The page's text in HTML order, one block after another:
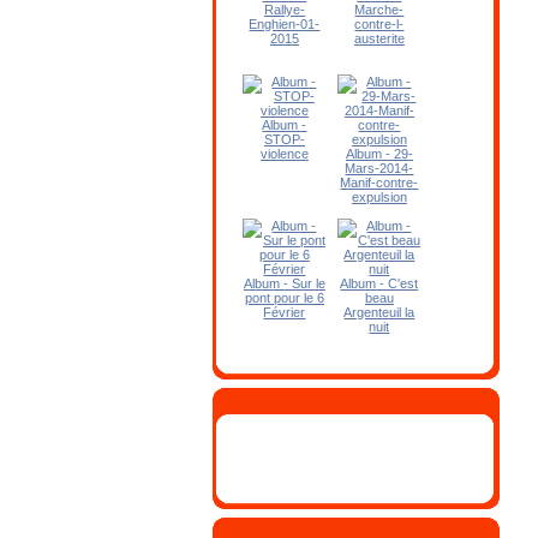
Rallye-
Enghien-01-
2015
Marche-
contre-l-
austerite
Album -
STOP-
violence
Album - 29-
Mars-2014-
Manif-contre-
expulsion
Album - Sur le
pont pour le 6
Février
Album - C'est
beau
Argenteuil la
nuit